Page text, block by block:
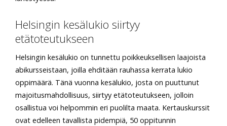
Helsingin kesälukio siirtyy
etätoteutukseen
Helsingin kesälukio on tunnettu poikkeuksellisen laajoista
abikursseistaan, joilla ehditään rauhassa kerrata lukio
oppimäärä. Tänä vuonna kesälukio, josta on puuttunut
majoitusmahdollisuus, siirtyy etätoteutukseen, jolloin
osallistua voi helpommin eri puolilta maata. Kertauskurssit
ovat edelleen tavallista pidempiä, 50 oppitunnin